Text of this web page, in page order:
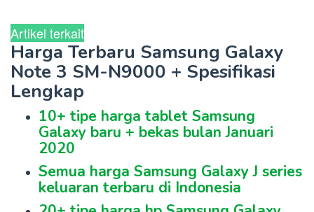
Artikel terkait
Harga Terbaru Samsung Galaxy
Note 3 SM-N9000 + Spesifikasi
Lengkap
10+ tipe harga tablet Samsung
Galaxy baru + bekas bulan Januari
2020
Semua harga Samsung Galaxy J series
keluaran terbaru di Indonesia